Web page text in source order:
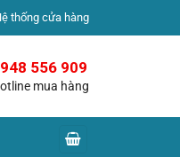
thống cửa hàng
556 909
mua hàng